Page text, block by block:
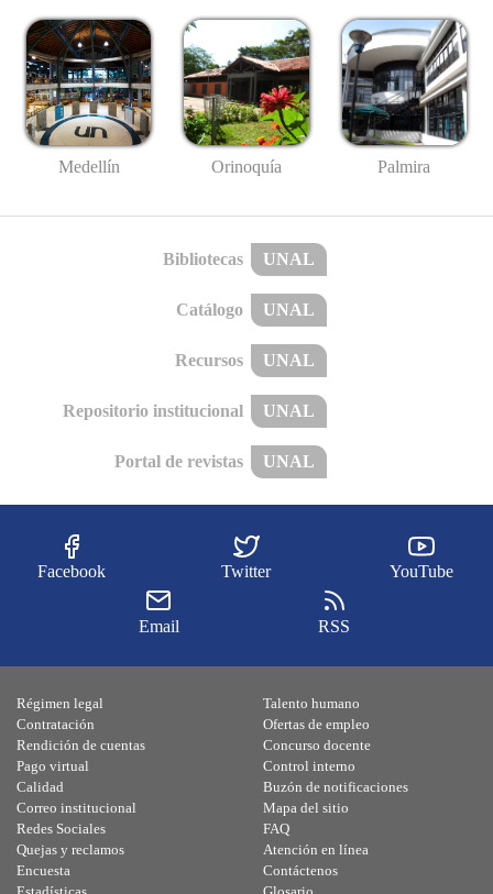
Medellín Orinoquía Palmira
Bibliotecas UNAL
Catálogo UNAL
Recursos UNAL
Repositorio institucional UNAL
Portal de revistas UNAL
Facebook Twitter YouTube
Email RSS
Régimen legal
Contratación
Rendición de cuentas
Pago virtual
Calidad
Talento humano
Ofertas de empleo
Concurso docente
Control interno
Buzón de notificaciones
Correo institucional
Redes Sociales
Quejas y reclamos
Encuesta
Mapa del sitio
FAQ
Atención en línea
Contáctenos